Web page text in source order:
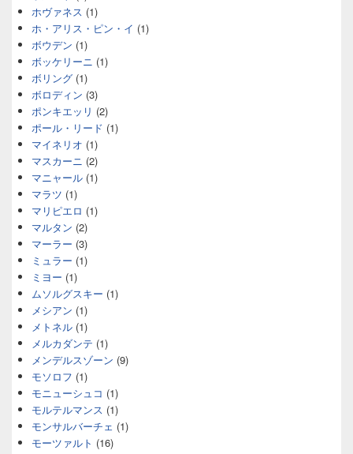
ホヴァネス (1)
ホ・アリス・ピン・イ (1)
ボウデン (1)
ボッケリーニ (1)
ボリング (1)
ボロディン (3)
ポンキエッリ (2)
ポール・リード (1)
マイネリオ (1)
マスカーニ (2)
マニャール (1)
マラツ (1)
マリピエロ (1)
マルタン (2)
マーラー (3)
ミュラー (1)
ミヨー (1)
ムソルグスキー (1)
メシアン (1)
メトネル (1)
メルカダンテ (1)
メンデルスゾーン (9)
モソロフ (1)
モニューシュコ (1)
モルテルマンス (1)
モンサルバーチェ (1)
モーツァルト (16)